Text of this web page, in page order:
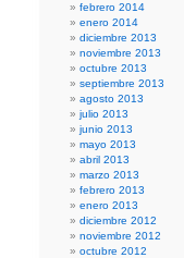
febrero 2014
enero 2014
diciembre 2013
noviembre 2013
octubre 2013
septiembre 2013
agosto 2013
julio 2013
junio 2013
mayo 2013
abril 2013
marzo 2013
febrero 2013
enero 2013
diciembre 2012
noviembre 2012
octubre 2012